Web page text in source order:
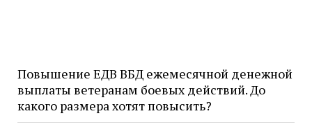
Повышение ЕДВ ВБД ежемесячной денежной
выплаты ветеранам боевых действий. До
какого размера хотят повысить?